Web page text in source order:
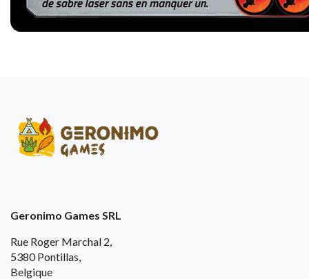
Geronimo Games SRL
Rue Roger Marchal 2,
5380 Pontillas,
Belgique